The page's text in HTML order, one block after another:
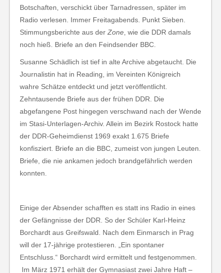
Botschaften, verschickt über Tarnadressen, später im
Radio verlesen. Immer Freitagabends. Punkt Sieben.
Stimmungsberichte aus der Zone , wie die DDR damals
noch hieß. Briefe an den Feindsender BBC.
Susanne Schädlich ist tief in alte Archive abgetaucht. Die
Journalistin hat in Reading, im Vereinten Königreich
wahre Schätze entdeckt und jetzt veröffentlicht.
Zehntausende Briefe aus der frühen DDR. Die
abgefangene Post hingegen verschwand nach der Wende
im Stasi-Unterlagen-Archiv. Allein im Bezirk Rostock hatte
der DDR-Geheimdienst 1969 exakt 1.675 Briefe
konfisziert. Briefe an die BBC, zumeist von jungen Leuten.
Briefe, die nie ankamen jedoch brandgefährlich werden
konnten.
Einige der Absender schafften es statt ins Radio in eines
der Gefängnisse der DDR. So der Schüler Karl-Heinz
Borchardt aus Greifswald. Nach dem Einmarsch in Prag
will der 17-jährige protestieren. „Ein spontaner
Entschluss.“ Borchardt wird ermittelt und festgenommen.
Im März 1971 erhält der Gymnasiast zwei Jahre Haft –